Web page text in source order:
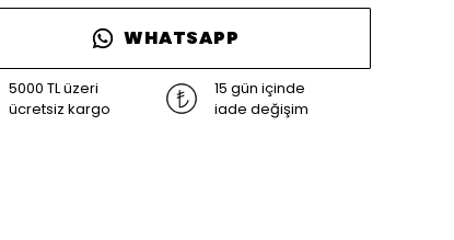
WHATSAPP
5000 TL üzeri
ücretsiz kargo
15 gün içinde
iade değişim